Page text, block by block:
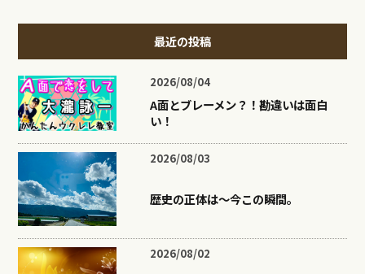
最近の投稿
2026/08/04
A面とブレーメン？！勘違いは面白
い！
2026/08/03
歴史の正体は〜今この瞬間。
2026/08/02